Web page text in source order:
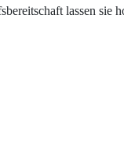
lassen sie